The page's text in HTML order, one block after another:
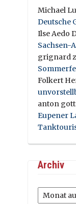
Michael
Deutsche
Ilse Aedo
Sachsen-
grignard
Folkert
anton
Eupener
Archiv
Archiv